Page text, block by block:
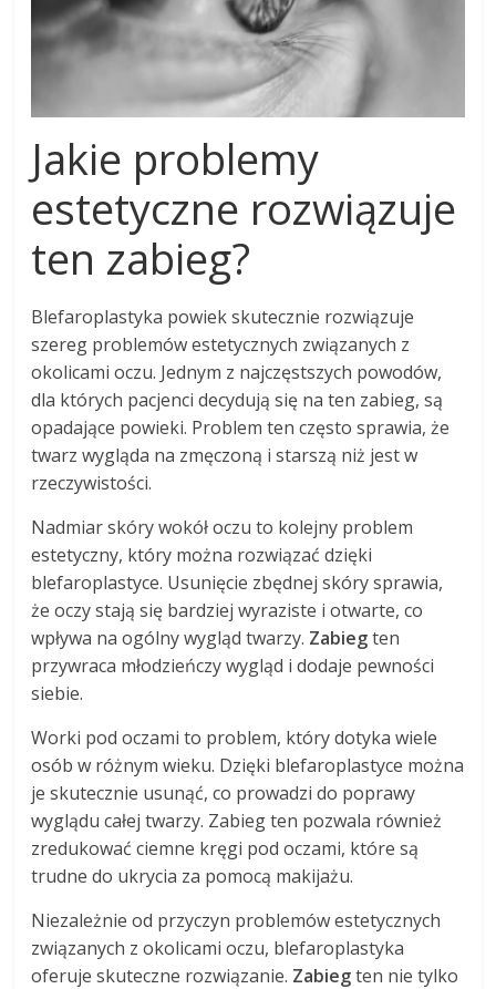
Jakie problemy
estetyczne rozwiązuje
ten zabieg?
Blefaroplastyka powiek skutecznie rozwiązuje
szereg problemów estetycznych związanych z
okolicami oczu. Jednym z najczęstszych powodów,
dla których pacjenci decydują się na ten zabieg, są
opadające powieki. Problem ten często sprawia, że
twarz wygląda na zmęczoną i starszą niż jest w
rzeczywistości.
Nadmiar skóry wokół oczu to kolejny problem
estetyczny, który można rozwiązać dzięki
blefaroplastyce. Usunięcie zbędnej skóry sprawia,
że oczy stają się bardziej wyraziste i otwarte, co
wpływa na ogólny wygląd twarzy. Zabiegten
przywraca młodzieńczy wygląd i dodaje pewności
siebie.
Worki pod oczami to problem, który dotyka wiele
osób w różnym wieku. Dzięki blefaroplastyce można
je skutecznie usunąć, co prowadzi do poprawy
wyglądu całej twarzy. Zabieg ten pozwala również
zredukować ciemne kręgi pod oczami, które są
trudne do ukrycia za pomocą makijażu.
Niezależnie od przyczyn problemów estetycznych
związanych z okolicami oczu, blefaroplastyka
oferuje skuteczne rozwiązanie. Zabiegten nie tylko